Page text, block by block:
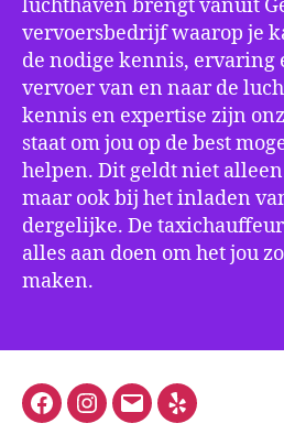
luchthaven brengt vanuit
vervoersbedrijf waarop je
de nodige kennis, ervaring
vervoer van en naar de
kennis en expertise zijn
staat om jou op de best
helpen. Dit geldt niet
maar ook bij het inladen
dergelijke. De
alles aan doen om het jou
maken.
FacebookInstagram
E-
Yelp